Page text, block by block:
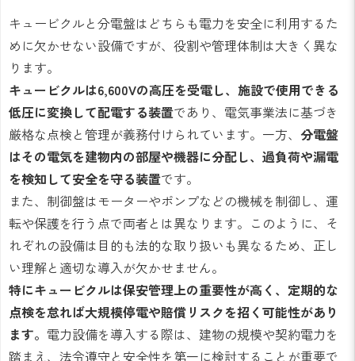
キュービクルと分電盤はどちらも電力を安全に利用するた
めに欠かせない設備ですが、役割や管理体制は大きく異な
ります。
キュービクルは6,600Vの高圧を受電し、施設で使用できる
低圧に変換して配電する装置であり、電気事業法に基づき
厳格な点検と管理が義務付けられています。一方、 分電盤
はその電気を建物内の部屋や機器に分配し、過負荷や漏電
を検知して安全を守る装置です。
また、制御盤はモーターやポンプなどの機械を制御し、運
転や保護を行う点で両者とは異なります。このように、そ
れぞれの設備は目的も法的な取り扱いも異なるため、正し
い理解と適切な導入が欠かせません。
特にキュービクルは保安管理上の重要性が高く、定期的な
点検を怠れば大規模停電や賠償リスクを招く可能性があり
ます。 電力設備を導入する際は、建物の規模や契約電力を
踏まえ、法令遵守と安全性を第一に検討することが重要で